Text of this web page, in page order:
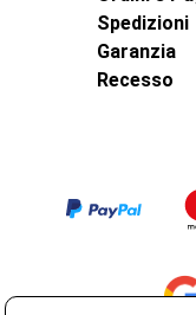
Spedizioni
Garanzia
Recesso